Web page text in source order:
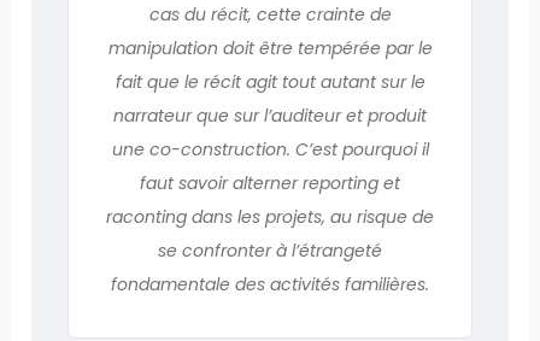
cas du récit, cette crainte de
manipulation doit être tempérée par le
fait que le récit agit tout autant sur le
narrateur que sur l’auditeur et produit
une co-construction. C’est pourquoi il
faut savoir alterner reporting et
raconting dans les projets, au risque de
se confronter à l’étrangeté
fondamentale des activités familières.